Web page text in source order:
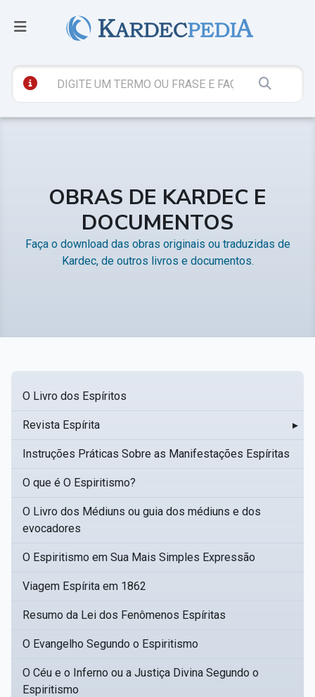
OBRAS DE KARDEC E
DOCUMENTOS
Faça o download das obras originais ou traduzidas de
Kardec, de outros livros e documentos.
O Livro dos Espíritos
Revista Espírita ▸
Instruções Práticas Sobre as Manifestações Espíritas
O que é O Espiritismo?
O Livro dos Médiuns ou guia dos médiuns e dos
evocadores
O Espiritismo em Sua Mais Simples Expressão
Viagem Espírita em 1862
Resumo da Lei dos Fenômenos Espíritas
O Evangelho Segundo o Espiritismo
O Céu e o Inferno ou a Justiça Divina Segundo o
Espiritismo